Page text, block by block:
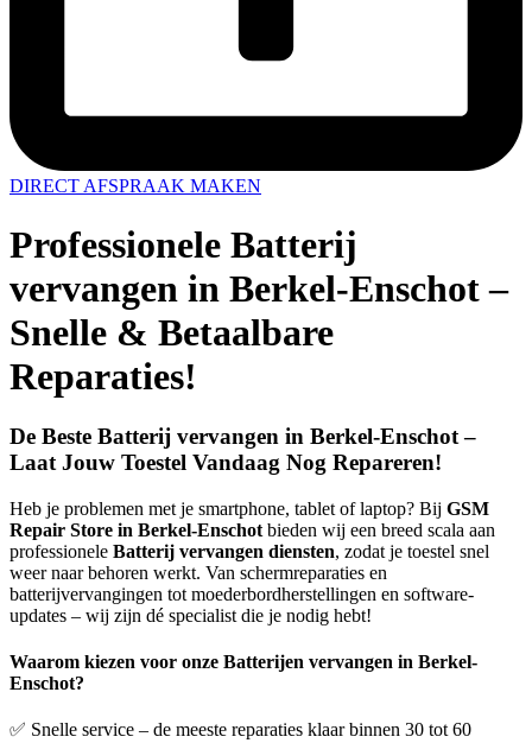
DIRECT AFSPRAAK MAKEN
Professionele Batterij
vervangen in Berkel-Enschot –
Snelle & Betaalbare
Reparaties!
De Beste Batterij vervangen in Berkel-Enschot –
Laat Jouw Toestel Vandaag Nog Repareren!
Heb je problemen met je smartphone, tablet of laptop? Bij GSM
Repair Store in Berkel-Enschot bieden wij een breed scala aan
professionele Batterij vervangen diensten, zodat je toestel snel
weer naar behoren werkt. Van schermreparaties en
batterijvervangingen tot moederbordherstellingen en software-
updates – wij zijn dé specialist die je nodig hebt!
Waarom kiezen voor onze Batterijen vervangen in Berkel-
Enschot?
✅ Snelle service – de meeste reparaties klaar binnen 30 tot 60